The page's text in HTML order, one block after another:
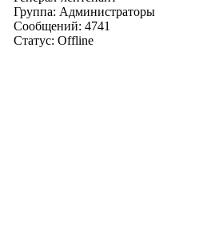
Группа: Администраторы
Сообщений: 4741
Статус: Offline